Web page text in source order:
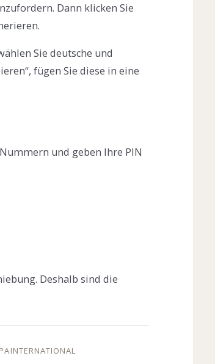
Dann klicken Sie
Sie deutsche und
fügen Sie diese in eine
und geben Ihre PIN
Deshalb sind die
INTERNATIONAL